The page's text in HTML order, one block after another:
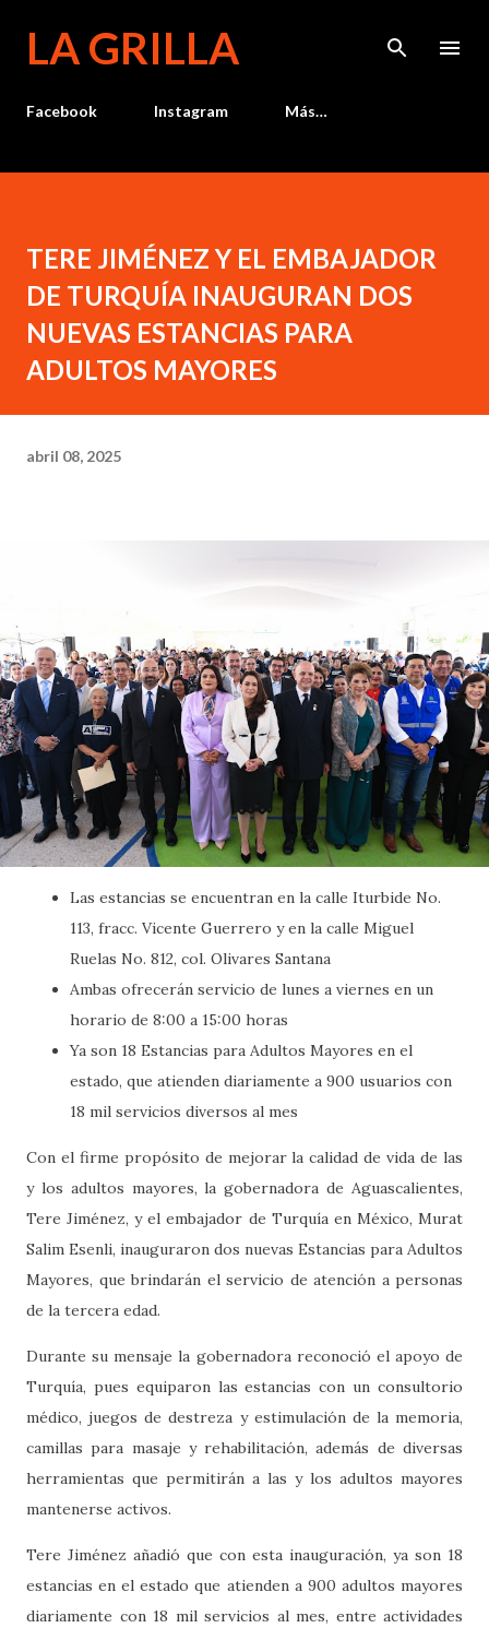
LA GRILLA
Facebook Instagram Más…
TERE JIMÉNEZ Y EL EMBAJADOR
DE TURQUÍA INAUGURAN DOS
NUEVAS ESTANCIAS PARA
ADULTOS MAYORES
abril 08, 2025
Las estancias se encuentran en la calle Iturbide No.
113, fracc. Vicente Guerrero y en la calle Miguel
Ruelas No. 812, col. Olivares Santana
Ambas ofrecerán servicio de lunes a viernes en un
horario de 8:00 a 15:00 horas
Ya son 18 Estancias para Adultos Mayores en el
estado, que atienden diariamente a 900 usuarios con
18 mil servicios diversos al mes
Con el firme propósito de mejorar la calidad de vida de las
y los adultos mayores, la gobernadora de Aguascalientes,
Tere Jiménez, y el embajador de Turquía en México, Murat
Salim Esenli, inauguraron dos nuevas Estancias para Adultos
Mayores, que brindarán el servicio de atención a personas
de la tercera edad.
Durante su mensaje la gobernadora reconoció el apoyo de
Turquía, pues equiparon las estancias con un consultorio
médico, juegos de destreza y estimulación de la memoria,
camillas para masaje y rehabilitación, además de diversas
herramientas que permitirán a las y los adultos mayores
mantenerse activos.
Tere Jiménez añadió que con esta inauguración, ya son 18
estancias en el estado que atienden a 900 adultos mayores
diariamente con 18 mil servicios al mes, entre actividades